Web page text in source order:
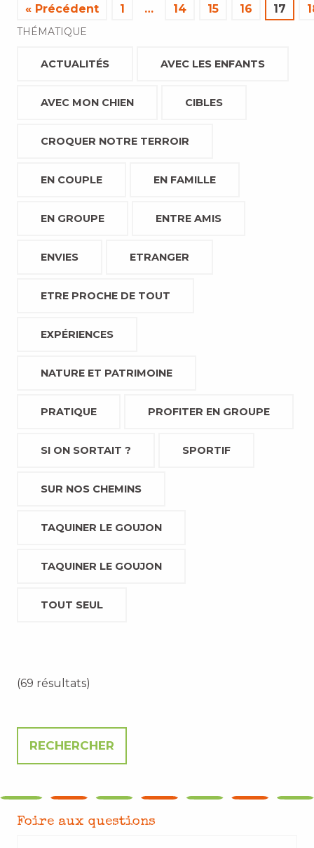
« Précédent 1 … 14 15 16 17
THÉMATIQUE
ACTUALITÉS AVEC LES ENFANTS
AVEC MON CHIEN CIBLES
CROQUER NOTRE TERROIR
EN COUPLE EN FAMILLE
EN GROUPE ENTRE AMIS
ENVIES ETRANGER
ETRE PROCHE DE TOUT
EXPÉRIENCES
NATURE ET PATRIMOINE
PRATIQUE PROFITER EN GROUPE
SI ON SORTAIT ? SPORTIF
SUR NOS CHEMINS
TAQUINER LE GOUJON
TAQUINER LE GOUJON
TOUT SEUL
(69 résultats)
Foire aux questions